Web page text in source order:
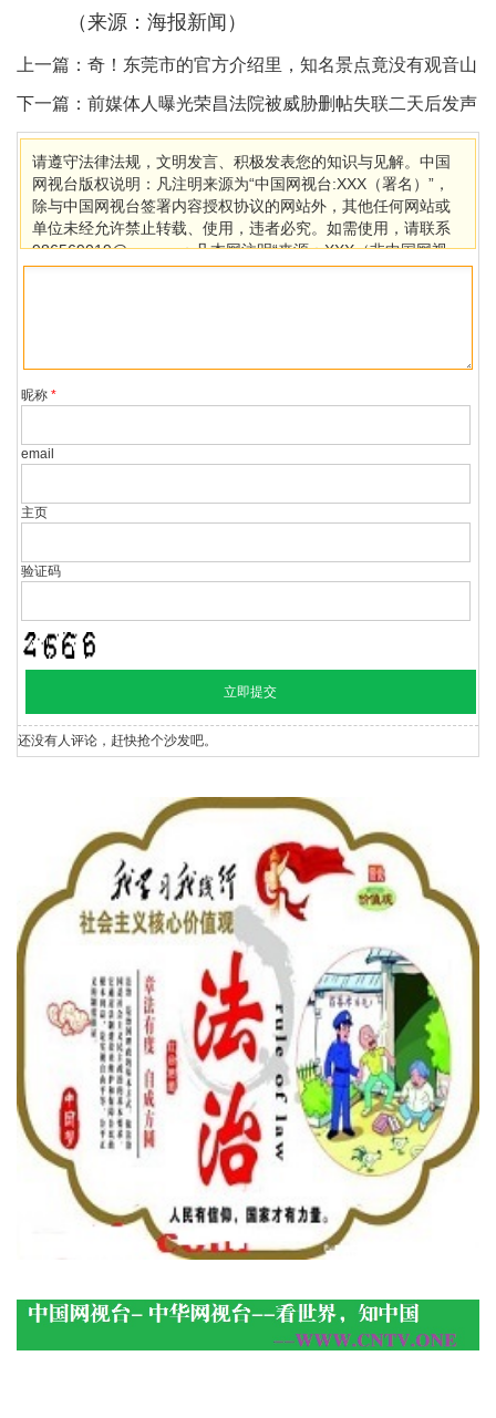
（来源：海报新闻）
上一篇： 奇！东莞市的官方介绍里，知名景点竟没有观音山
下一篇： 前媒体人曝光荣昌法院被威胁删帖失联二天后发声
请遵守法律法规，文明发言、积极发表您的知识与见解。中国
网视台版权说明：凡注明来源为“中国网视台:XXX（署名）”，
除与中国网视台签署内容授权协议的网站外，其他任何网站或
单位未经允许禁止转载、使用，违者必究。如需使用，请联系
986569019@qq.com；凡本网注明“来源：XXX（非中国网视
台）”的作品，均转载自其它媒体，目的在于传播更多信息，其
昵称*
email
主页
验证码
还没有人评论，赶快抢个沙发吧。